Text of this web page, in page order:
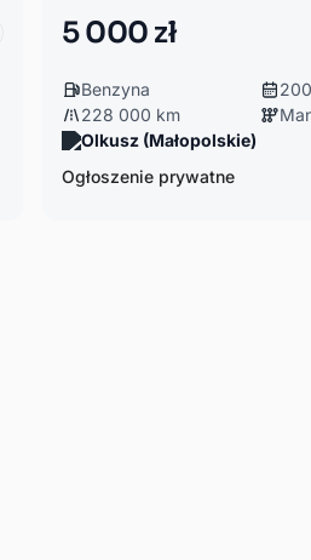
5 000 zł
Benzyna
228 000 km
Olkusz (Małopolskie)
Ogłoszenie prywatne